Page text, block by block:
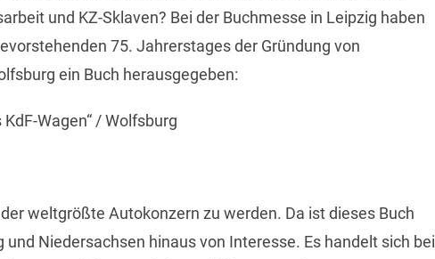
und KZ-Sklaven? Bei der Buchmesse in Leipzig haben
75. Jahrerstages der Gründung von
ein Buch herausgegeben:
Wagen“ / Wolfsburg
weltgrößte Autokonzern zu werden. Da ist dieses Buch
und Niedersachsen hinaus von Interesse. Es handelt sich bei